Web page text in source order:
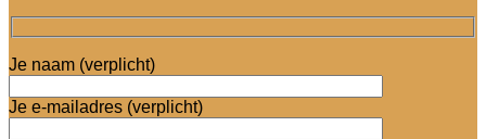
Je naam (verplicht)
Je e-mailadres (verplicht)